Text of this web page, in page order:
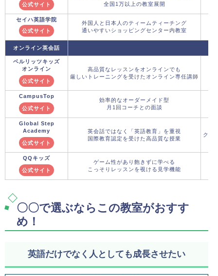
公式サイト
全国1万以上の教室展開
セイハ英語学院
公式サイト
外国人と日本人のティームティーチング
通いやすいショッピングセンター内教室
オンライン英会話
ベルリッツキッズ
オンライン
公式サイト
高品質なレッスンをオンラインでも
厳しいトレーニングを受けたオンライン専任講師
CampusTop
公式サイト
効率的なオーダーメイド型
月1回コーチとの面談
Global Step
Academy
公式サイト
英会話ではなく「英語教育」を重視
国際教育認定を受けた高品質な授業
クー
QQキッズ
公式サイト
ゲーム性があり飽きずに学べる
こっそりレッスンを覗ける見学機能
〇〇で選ぶならこの教室がおすす
め！
英語だけでなく人としても成長させたい